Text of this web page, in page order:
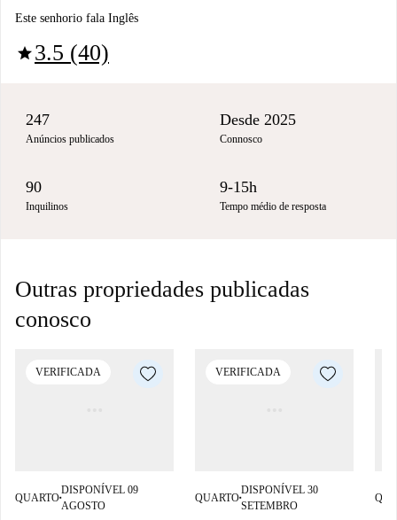
Este senhorio fala Inglês
star3.5 (40)
247
Anúncios publicados
Desde 2025
Connosco
90
Inquilinos
9-15h
Tempo médio de resposta
Outras propriedades publicadas
conosco
VERIFICADA
QUARTO■
DISPONÍVEL 09
AGOSTO
VERIFICADA
QUARTO■
DISPONÍVEL 30
SETEMBRO